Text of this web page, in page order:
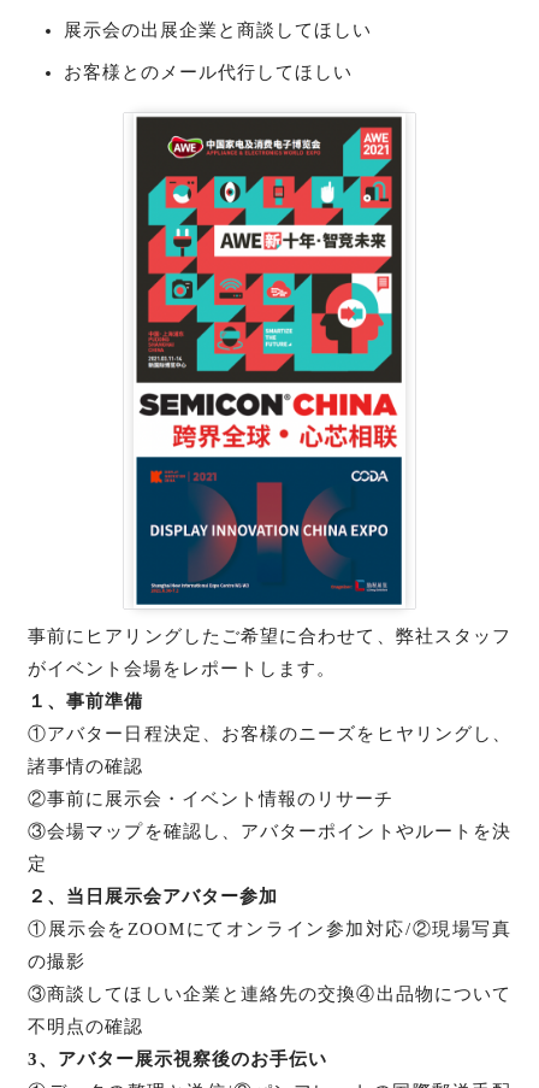
展示会の出展企業と商談してほしい
お客様とのメール代行してほしい
事前にヒアリングしたご希望に合わせて、弊社スタッフ
がイベント会場をレポートします。
１、事前準備
①アバター日程決定、お客様のニーズをヒヤリングし、
諸事情の確認
②事前に展示会・イベント情報のリサーチ
③会場マップを確認し、アバターポイントやルートを決
定
２、当日展示会アバター参加
①展示会をZOOMにてオンライン参加対応/②現場写真
の撮影
③商談してほしい企業と連絡先の交換④出品物について
不明点の確認
3、アバター展示視察後のお手伝い